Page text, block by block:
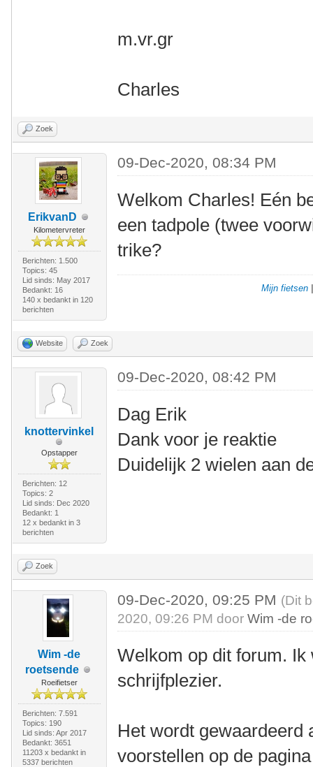
m.vr.gr
Charles
Zoek
ErikvanD
Kilometervreter
Berichten: 1.500
Topics: 45
Lid sinds: May 2017
Bedankt: 16
140 x bedankt in 120
berichten
09-Dec-2020, 08:34 PM
Welkom Charles! Eén
een tadpole (twee
trike?
Mijn fietsen
Website Zoek
knottervinkel
Opstapper
Berichten: 12
Topics: 2
Lid sinds: Dec 2020
Bedankt: 1
12 x bedankt in 3
berichten
09-Dec-2020, 08:42 PM
Dag Erik
Dank voor je reaktie
Duidelijk 2 wielen aan
Zoek
Wim -de
roetsende
Roeifietser
Berichten: 7.591
Topics: 190
Lid sinds: Apr 2017
Bedankt: 3651
11203 x bedankt in
5337 berichten
09-Dec-2020, 09:25 PM (Dit
2020, 09:26 PM doorWim -de
Welkom op dit forum.
schrijfplezier.
Het wordt gewaardeerd
voorstellen op de